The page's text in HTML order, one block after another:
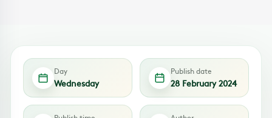
Day
Wednesday
Publish date
28 February 2024